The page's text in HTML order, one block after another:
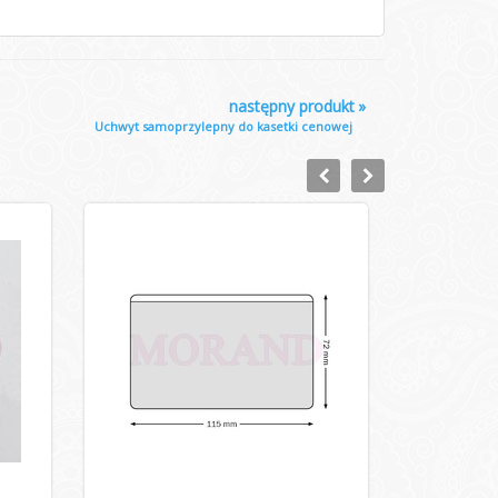
»
następny produkt
Uchwyt samoprzylepny do kasetki cenowej